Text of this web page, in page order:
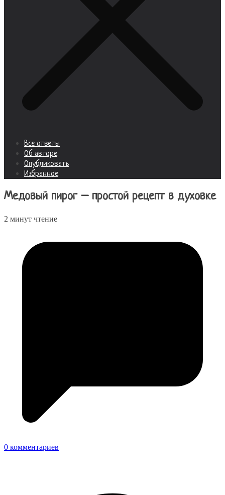
Все ответы
Об авторе
Опубликовать
Избранное
Медовый пирог – простой рецепт в духовке
2 минут чтение
0 комментариев